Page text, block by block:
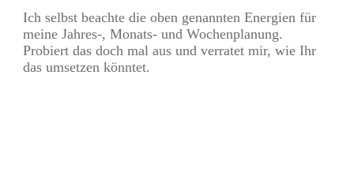
Ich selbst beachte die oben genannten Energien für
meine Jahres-, Monats- und Wochenplanung.
Probiert das doch mal aus und verratet mir, wie Ihr
das umsetzen könntet.